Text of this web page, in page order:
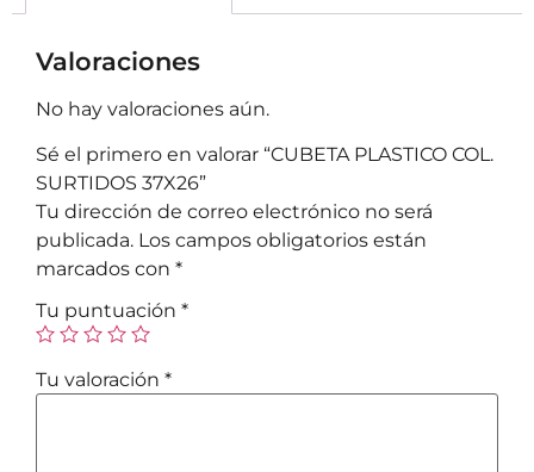
Valoraciones
No hay valoraciones aún.
Sé el primero en valorar “CUBETA PLASTICO COL.
SURTIDOS 37X26”
Tu dirección de correo electrónico no será
publicada. Los campos obligatorios están
marcados con *
Tu puntuación *
Tu valoración *